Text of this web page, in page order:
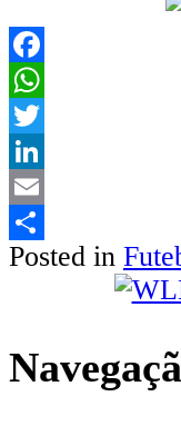
Facebook
WhatsApp
Twitter
LinkedIn
Email
Share
Posted in